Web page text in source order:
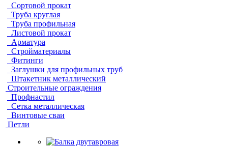
Сортовой прокат
Труба круглая
Труба профильная
Листовой прокат
Арматура
Стройматериалы
Фитинги
Заглушки для профильных труб
Штакетник металлический
Строительные ограждения
Профнастил
Сетка металлическая
Винтовые сваи
Петли